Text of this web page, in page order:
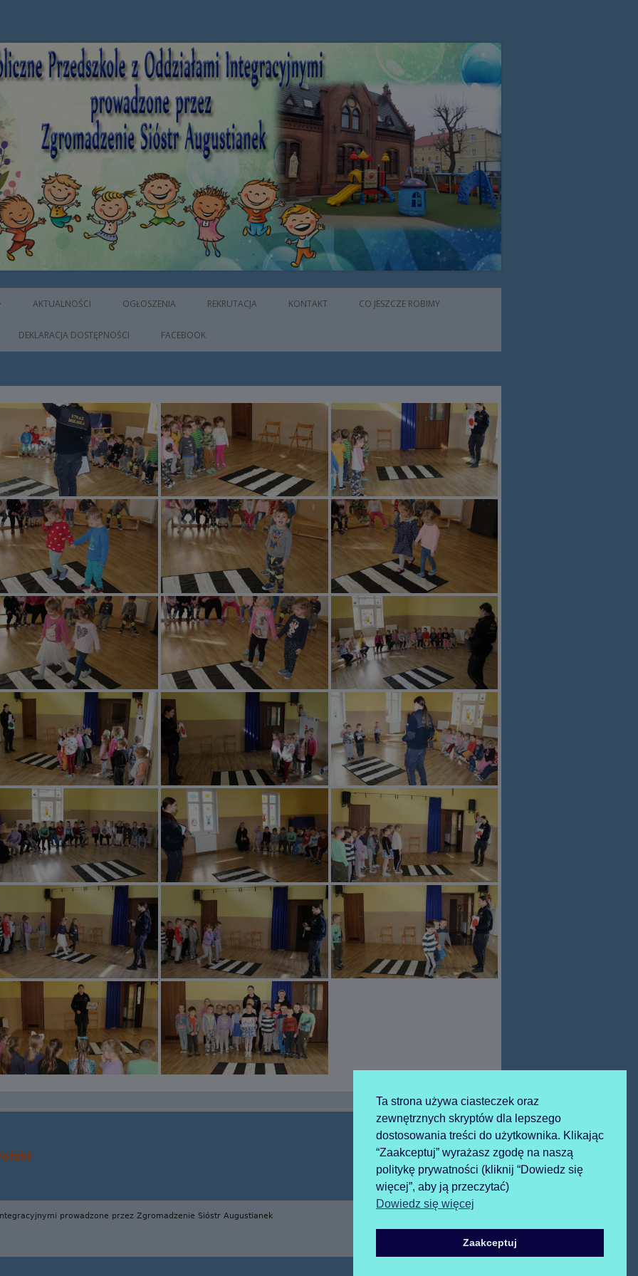
Oddziałami Integracyjnymi prowadzone przez Zgromadzenie Sióstr
AKTUALNOŚCI OGŁOSZENIA REKRUTACJA KONTAKT CO JESZCZE ROBIMY
DEKLARACJA DOSTĘPNOŚCI FACEBOOK
Następny
artykół:
2023-04-27 KONKURS
prowadzone przez Zgromadzenie Sióstr Augustianek
Ta strona używa ciasteczek oraz
zewnętrznych skryptów dla lepszego
dostosowania treści do użytkownika. Klikając
“Zaakceptuj” wyrażasz zgodę na naszą
politykę prywatności (kliknij “Dowiedz się
więcej”, aby ją przeczytać)
Dowiedz się więcej
Zaakceptuj